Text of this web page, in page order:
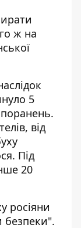
ж на
5
від
Під
20
росіяни
безпеки".